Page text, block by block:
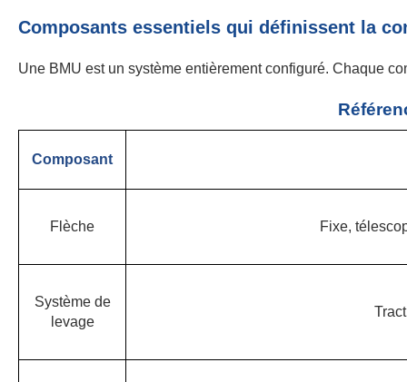
Composants essentiels qui définissent la
Une BMU est un système entièrement configuré. Chaque
Composant
Flèche Fixe,
Système de
levage